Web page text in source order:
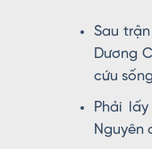
Sau
Dương
cứu
Phải
Nguyên